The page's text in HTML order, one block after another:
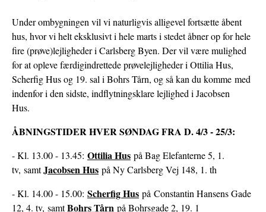
Under ombygningen vil vi naturligvis alligevel fortsætte åbent
hus, hvor vi helt eksklusivt i hele marts i stedet åbner op for hele
fire (prøve)lejligheder i Carlsberg Byen. Der vil være mulighed
for at opleve færdigindrettede prøvelejligheder i Ottilia Hus,
Scherfig Hus og 19. sal i Bohrs Tårn, og så kan du komme med
indenfor i den sidste, indflytningsklare lejlighed i Jacobsen
Hus.
ÅBNINGSTIDER HVER SØNDAG FRA D. 4/3 - 25/3:
- Kl. 13.00 - 13.45: Ottilia Hus på Bag Elefanterne 5, 1.
tv, samtJacobsen Hus på Ny Carlsberg Vej 148, 1. th
- Kl. 14.00 - 15.00: Scherfig Hus på Constantin Hansens Gade
12, 4. tv, samtBohrs Tårn på Bohrsgade 2, 19. 1